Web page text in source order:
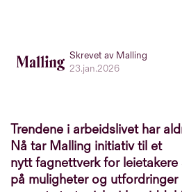
Skrevet av Malling
23.jan.2026
Trendene i arbeidslivet har
Nå tar Malling initiativ til et
nytt fagnettverk for
på muligheter og